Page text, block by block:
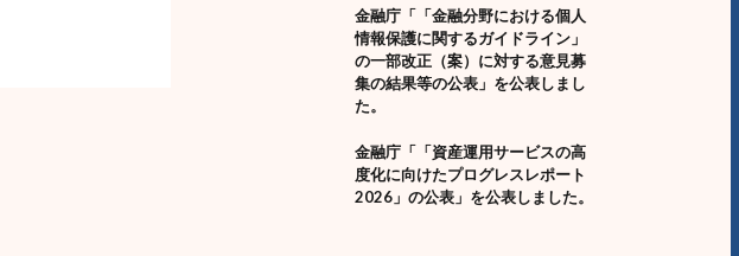
金融庁「「金融分野における個人
情報保護に関するガイドライン」
の一部改正（案）に対する意見募
集の結果等の公表」を公表しまし
た。
金融庁「「資産運用サービスの高
度化に向けたプログレスレポート
2026」の公表」を公表しました。